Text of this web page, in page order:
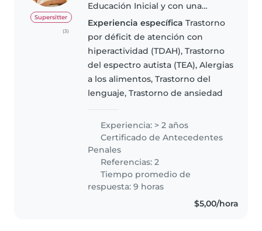
Supersitter
(3)
Educación Inicial y con una
vocación profunda por el
cuidado y acompañamiento de
los niños. Desde muy joven
descubrí que trabajar con los
más pequeños me..
Experiencia específica Trastorno
por déficit de atención con
hiperactividad (TDAH), Trastorno
del espectro autista (TEA), Alergias
a los alimentos, Trastorno del
lenguaje, Trastorno de ansiedad
Experiencia: > 2 años
Certificado de Antecedentes
Penales
Referencias: 2
Tiempo promedio de
respuesta: 9 horas
$5,00/hora